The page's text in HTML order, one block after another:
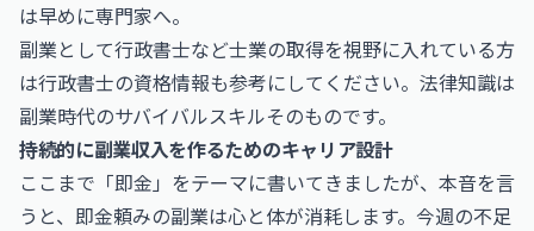
は早めに専門家へ。
副業として行政書士など士業の取得を視野に入れている方
は行政書士の資格情報も参考にしてください。法律知識は
副業時代のサバイバルスキルそのものです。
持続的に副業収入を作るためのキャリア設計
ここまで「即金」をテーマに書いてきましたが、本音を言
うと、即金頼みの副業は心と体が消耗します。今週の不足